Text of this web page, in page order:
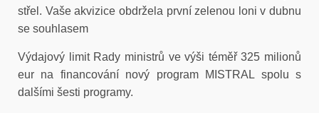
střel. Vaše akvizice obdržela první zelenou loni v dubnu
se souhlasem
Výdajový limit Rady ministrů ve výši téměř 325 milionů
eur na financování nový program MISTRAL spolu s
dalšími šesti programy.